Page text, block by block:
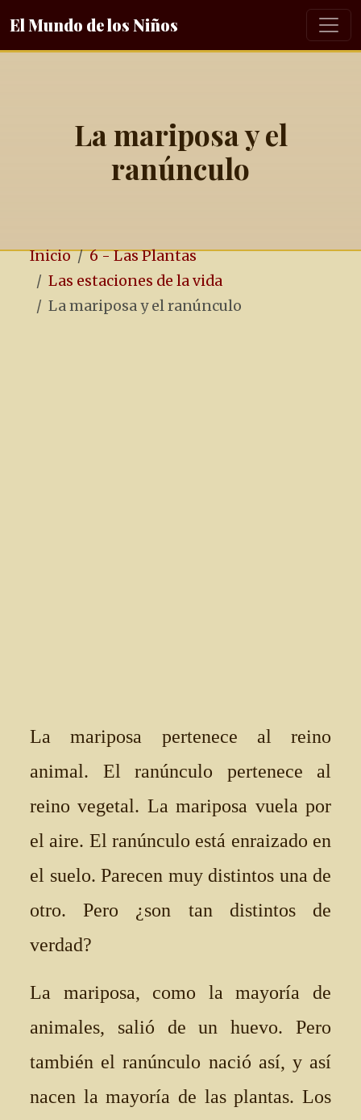
El Mundo de los Niños
La mariposa y el
ranúnculo
Inicio
6 - Las Plantas
Las estaciones de la vida
La mariposa y el ranúnculo
La mariposa pertenece al reino
animal. El ranúnculo pertenece al
reino vegetal. La mariposa vuela por
el aire. El ranúnculo está enraizado en
el suelo. Parecen muy distintos una de
otro. Pero ¿son tan distintos de
verdad?
La mariposa, como la mayoría de
animales, salió de un huevo. Pero
también el ranúnculo nació así, y así
nacen la mayoría de las plantas. Los